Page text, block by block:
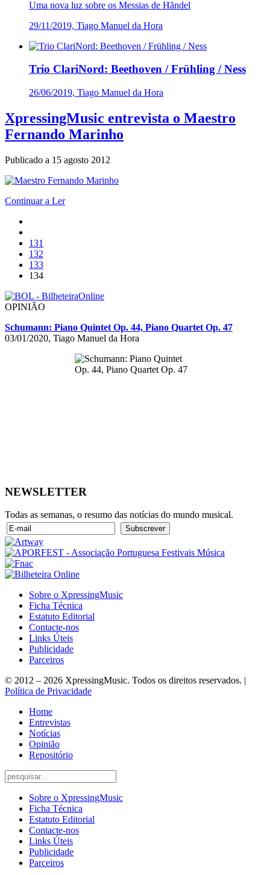
Uma nova luz sobre os Messias de Hãndel
29/11/2019, Tiago Manuel da Hora
Trio ClariNord: Beethoven / Frühling / Ness
26/06/2019, Tiago Manuel da Hora
XpressingMusic entrevista o Maestro
Fernando Marinho
Publicado a 15 agosto 2012
Continuar a Ler
131
132
133
134
OPINIÃO
Schumann: Piano Quintet Op. 44, Piano Quartet Op. 47
03/01/2020, Tiago Manuel da Hora
NEWSLETTER
Todas as semanas, o resumo das notícias do mundo musical.
Sobre o XpressingMusic
Ficha Técnica
Estatuto Editorial
Contacte-nos
Links Úteis
Publicidade
Parceiros
© 2012 – 2026 XpressingMusic. Todos os direitos reservados. |
Política de Privacidade
Home
Entrevistas
Notícias
Opinião
Repositório
Sobre o XpressingMusic
Ficha Técnica
Estatuto Editorial
Contacte-nos
Links Úteis
Publicidade
Parceiros